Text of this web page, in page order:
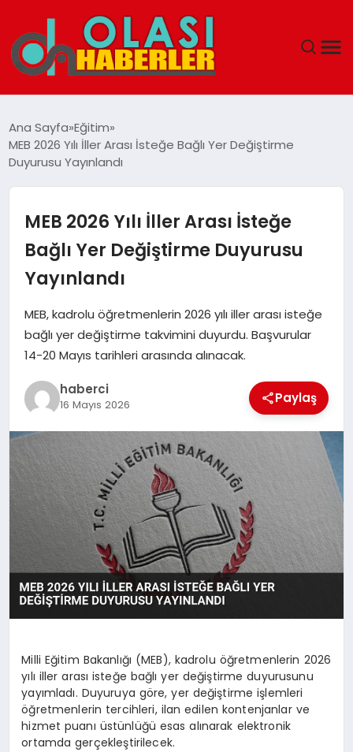
TEKNOLOJI
YAŞAM
Ana Sayfa Eğitim
MEB 2026 Yılı İller Arası İsteğe Bağlı Yer Değiştirme
Duyurusu Yayınlandı
MEB 2026 Yılı İller Arası İsteğe
Bağlı Yer Değiştirme Duyurusu
Yayınlandı
MEB, kadrolu öğretmenlerin 2026 yılı iller arası isteğe
bağlı yer değiştirme takvimini duyurdu. Başvurular
14-20 Mayıs tarihleri arasında alınacak.
haberci
16 Mayıs 2026 Paylaş
Milli Eğitim Bakanlığı (MEB), kadrolu öğretmenlerin 2026
yılı iller arası isteğe bağlı yer değiştirme duyurusunu
yayımladı. Duyuruya göre, yer değiştirme işlemleri
öğretmenlerin tercihleri, ilan edilen kontenjanlar ve
hizmet puanı üstünlüğü esas alınarak elektronik
ortamda gerçekleştirilecek.